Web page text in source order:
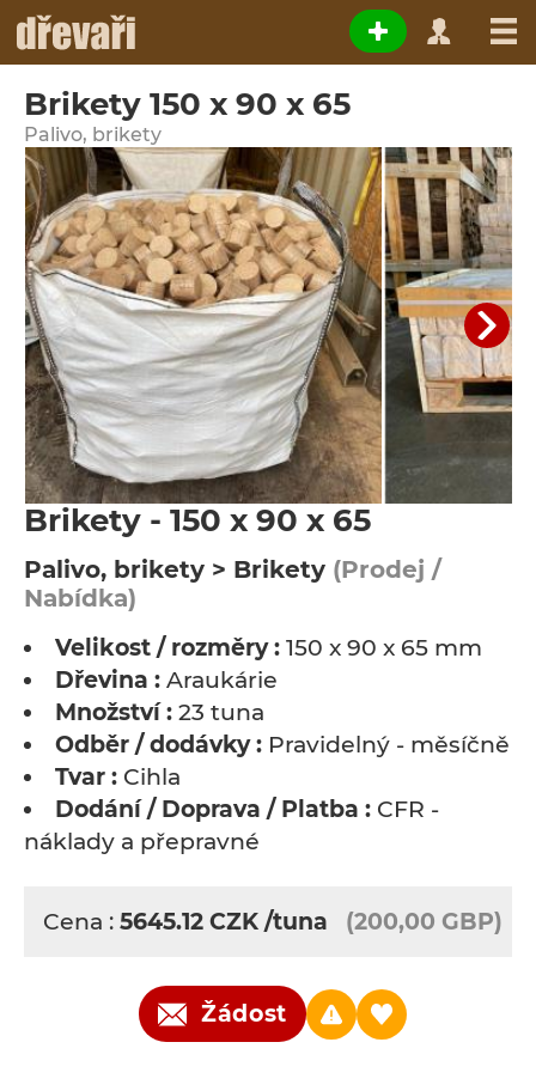
Brikety 150 x 90 x 65
Palivo, brikety
Brikety - 150 x 90 x 65
Palivo, brikety > Brikety (Prodej /
Nabídka)
Velikost / rozměry : 150 x 90 x 65 mm
Dřevina : Araukárie
Množství : 23 tuna
Odběr / dodávky : Pravidelný - měsíčně
Tvar : Cihla
Dodání / Doprava / Platba : CFR -
náklady a přepravné
Cena : 5645.12 CZK /tuna (200,00 GBP)
Žádost